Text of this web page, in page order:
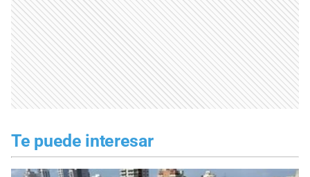
Te puede interesar